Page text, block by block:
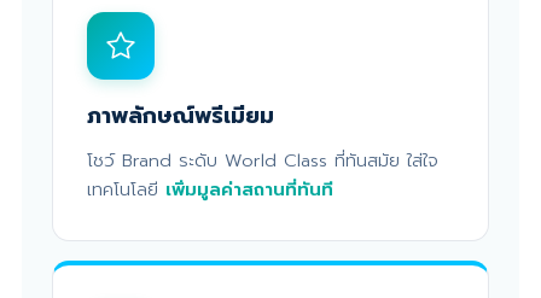
ภาพลักษณ์พรีเมียม
โชว์ Brand ระดับ World Class ที่ทันสมัย ใส่ใจ
เทคโนโลยี เพิ่มมูลค่าสถานที่ทันที